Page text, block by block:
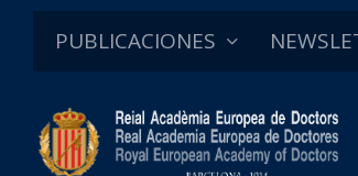
PUBLICACIONES